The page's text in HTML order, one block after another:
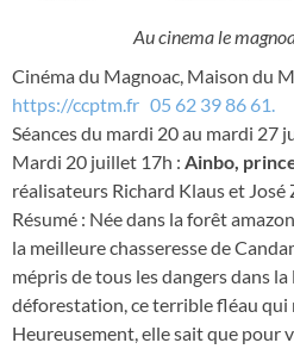
Au cinema le
Cinéma du Magnoac, Maison du
https://ccptm.fr 05 62 39 86 61.
Séances du mardi 20 au mardi 27
Mardi 20 juillet 17h : Ainbo,
réalisateurs Richard Klaus et José
Résumé : Née dans la forêt
la meilleure chasseresse de
mépris de tous les dangers dans
déforestation, ce terrible fléau qui
Heureusement, elle sait que pour